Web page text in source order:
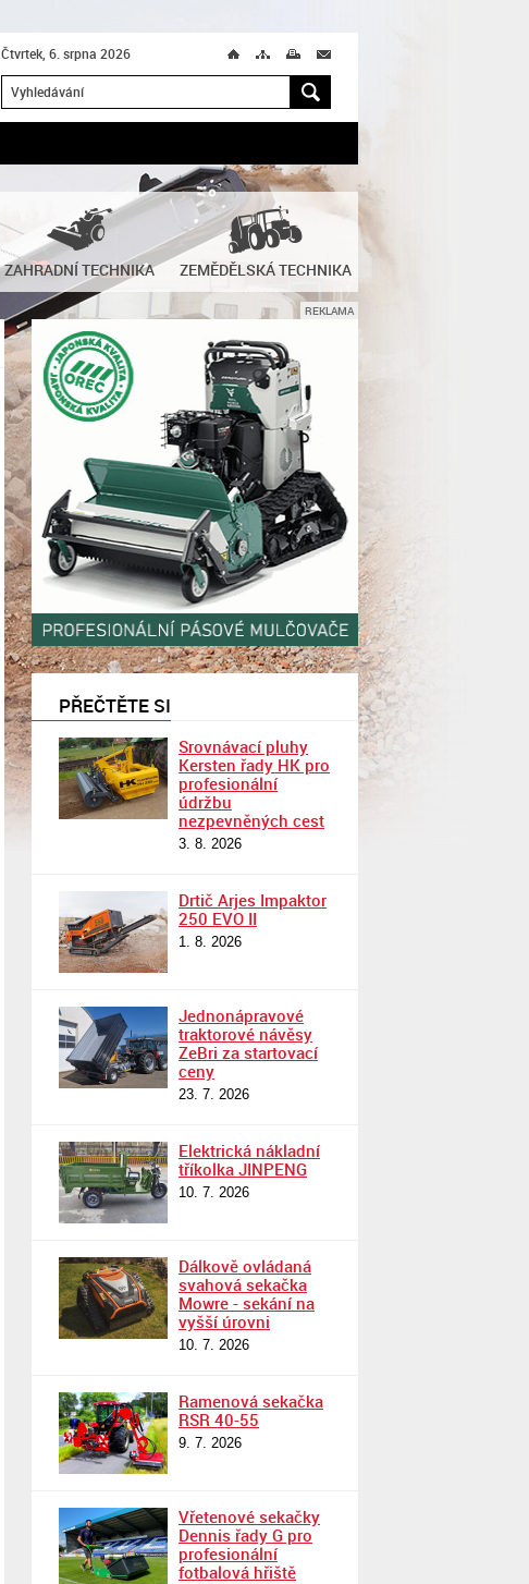
Čtvrtek, 6. srpna 2026 Ú M T M
H
ZAHRADNÍ TECHNIKA ZEMĚDĚLSKÁ TECHNIKA
REKLAMA
PŘEČTĚTE SI
Srovnávací pluhy
Kersten řady HK pro
profesionální
údržbu
nezpevněných cest
3. 8. 2026
Drtič Arjes Impaktor
250 EVO II
1. 8. 2026
Jednonápravové
traktorové návěsy
ZeBri za startovací
ceny
23. 7. 2026
Elektrická nákladní
tříkolka JINPENG
10. 7. 2026
Dálkově ovládaná
svahová sekačka
Mowre - sekání na
vyšší úrovni
10. 7. 2026
Ramenová sekačka
RSR 40-55
9. 7. 2026
Vřetenové sekačky
Dennis řady G pro
profesionální
fotbalová hřiště